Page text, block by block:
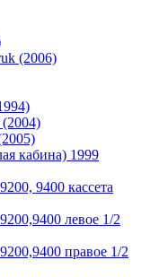
(2006)
кабина) 1999
9400 кассета
левое 1/2
правое 1/2